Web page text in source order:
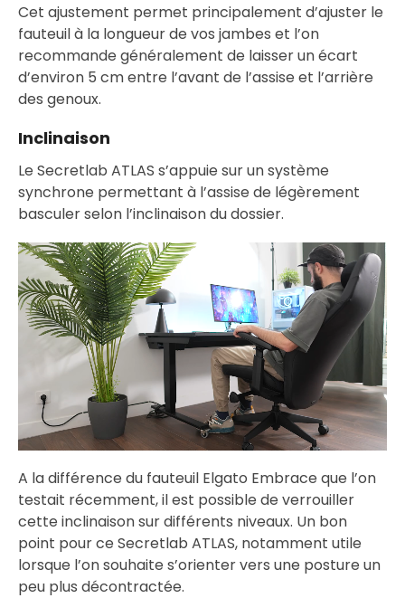
Cet ajustement permet principalement d’ajuster le
fauteuil à la longueur de vos jambes et l’on
recommande généralement de laisser un écart
d’environ 5 cm entre l’avant de l’assise et l’arrière
des genoux.
Inclinaison
Le Secretlab ATLAS s’appuie sur un système
synchrone permettant à l’assise de légèrement
basculer selon l’inclinaison du dossier.
A la différence du fauteuil Elgato Embrace que l’on
testait récemment, il est possible de verrouiller
cette inclinaison sur différents niveaux. Un bon
point pour ce Secretlab ATLAS, notamment utile
lorsque l’on souhaite s’orienter vers une posture un
peu plus décontractée.